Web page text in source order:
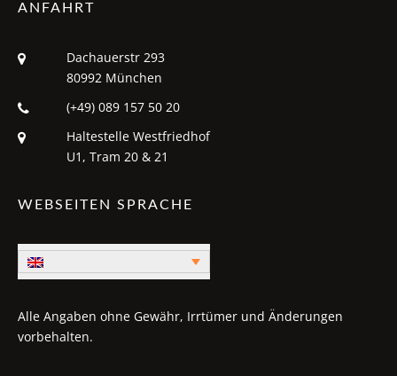
ANFAHRT
Dachauerstr 293
80992 München
(+49) 089 157 50 20
Haltestelle Westfriedhof
U1, Tram 20 & 21
WEBSEITEN SPRACHE
Alle Angaben ohne Gewähr, Irrtümer und Änderungen
vorbehalten.